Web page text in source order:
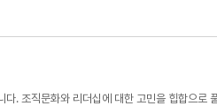
. 조직문화와 리더십에 대한 고민을 힙합으로